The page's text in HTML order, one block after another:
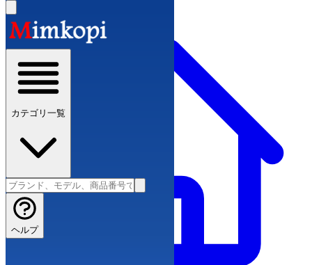
カテゴリ一覧
ヘルプ